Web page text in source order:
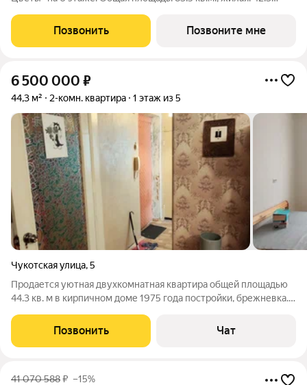
угловая, очень светлая, естественная вентиляция при
открытии окон. В
Позвонить Позвоните мне
6 500 000 ₽
44,3 м² 2-комн. квартира 1 этаж из 5
Чукотская улица,5
Продается уютная двухкомнатная квартира общей площадью
44.3 кв. м в кирпичном доме 1975 года постройки, брежневка.
Квартира расположена на первом этаже пятиэтажного дома.
Окна выходят во двор,
Позвонить Чат
41 070 588₽ –15%